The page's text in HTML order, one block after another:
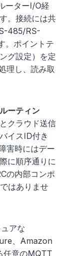
ーターI/O経
。接続には共
485/RS-
。ポイントテ
グ設定）を定
理し、読み取
ーティン
クラウド送信
イスID付き
害時にはデー
に順序通りに
の内部コンポ
はありませ
アな
、Amazon
任意のMQTT